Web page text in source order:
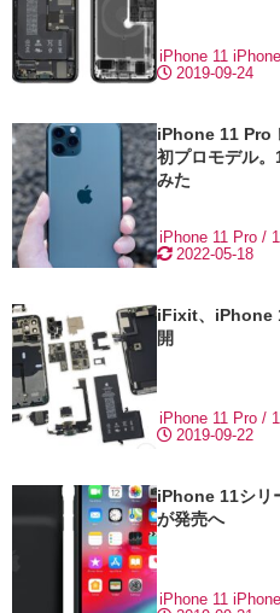
2019-09-24
iPhone 11
iPhone 11 Pro
初プロモデル
みた
2022-05-18
iPhone 11 Pro /
iFixit、iPhone
開
2019-09-22
iPhone 11 Pro /
iPhone 11シリ
が発売へ
iPhone 11